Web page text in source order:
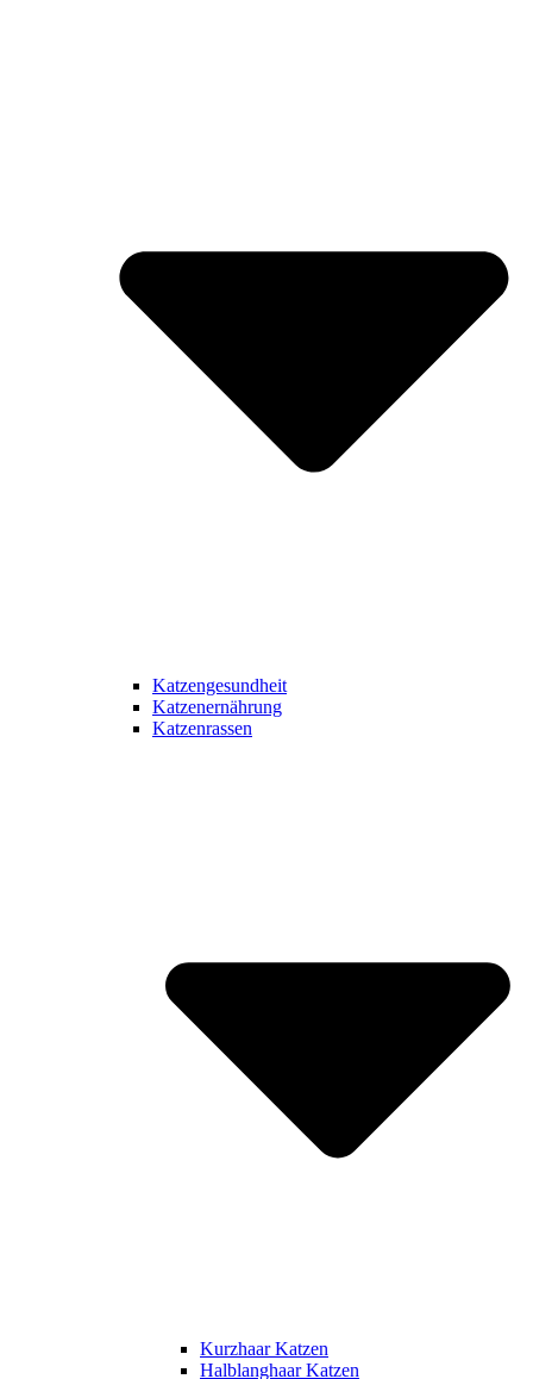
Katzengesundheit
Katzenernährung
Katzenrassen
Kurzhaar Katzen
Halblanghaar Katzen